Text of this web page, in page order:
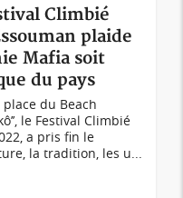
Climbié
plaide
Mafia soit
du pays
du Beach
le Festival Climbié
a pris fin le
la tradition, les u...